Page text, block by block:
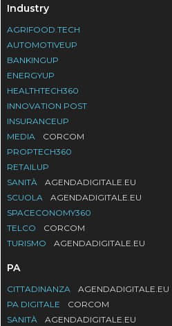
Industry
AGRIFOOD.TECH
AUTOMOTIVEUP
BANKINGUP
ENERGYUP
HEALTHTECH360
INNOVATION POST
INSURANCEUP
MEDIA
CORCOM
PROPTECH360
RETAILUP
SANITÀ
AGENDADIGITALE.EU
SCUOLA
AGENDADIGITALE.EU
SPACECONOMY360
TELCO
CORCOM
TURISMO
AGENDADIGITALE.EU
PA
CITTADINANZA
AGENDADIGITALE.EU
PA DIGITALE
CORCOM
SANITÀ
AGENDADIGITALE.EU